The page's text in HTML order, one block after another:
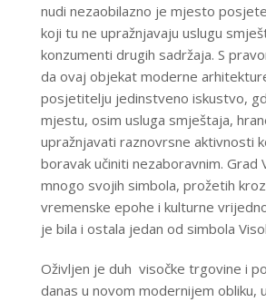
nudi nezaobilazno je mjesto
koji tu ne upražnjavaju uslugu
konzumenti drugih sadržaja. S
da ovaj objekat moderne
posjetitelju jedinstveno iskustvo,
mjestu, osim usluga smještaja,
upražnjavati raznovrsne aktivnosti
boravak učiniti nezaboravnim. Grad
mnogo svojih simbola, prožetih
vremenske epohe i kulturne
je bila i ostala jedan od simbola
Oživljen je duh visočke trgovine i
danas u novom modernijem obliku,